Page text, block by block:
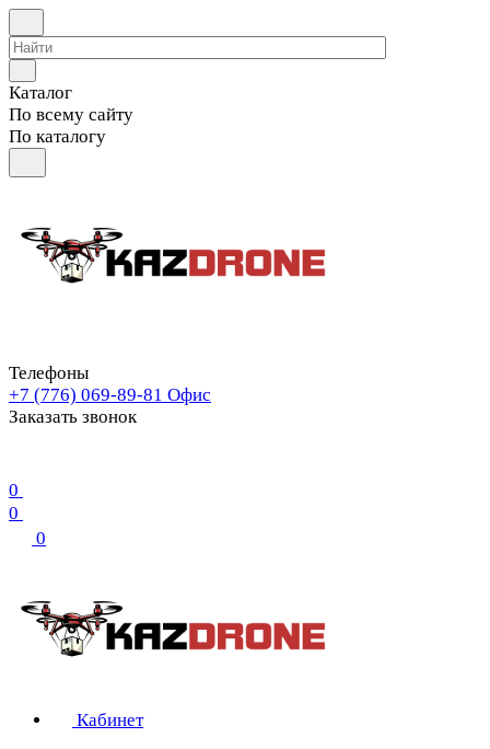
Каталог
По всему сайту
По каталогу
Телефоны
+7 (776) 069-89-81 Офис
Заказать звонок
0
0
0
Кабинет